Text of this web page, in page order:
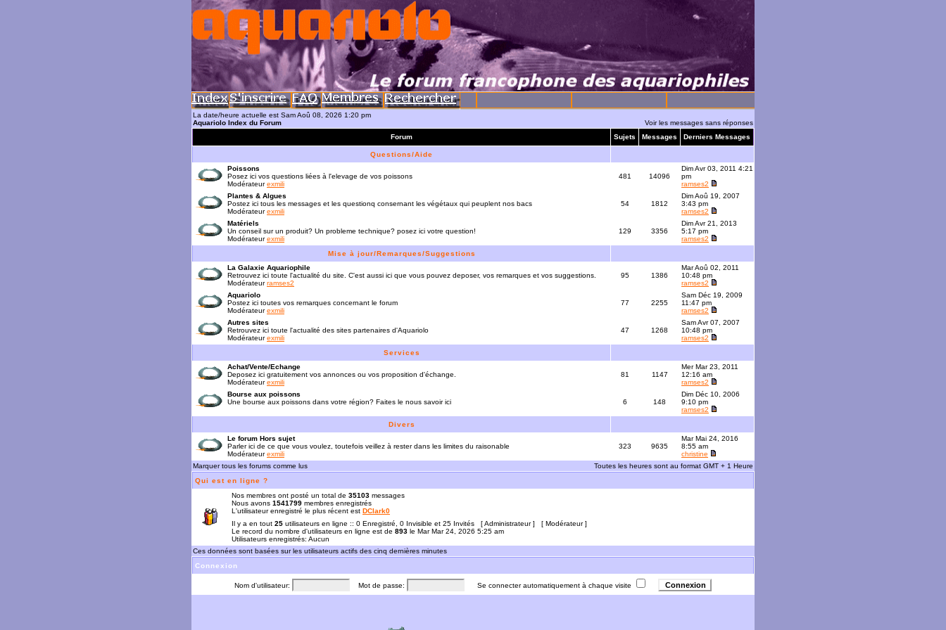
La date/heure actuelle est Sam Aoû 08, 2026 1:20 pm
Aquariolo Index du Forum
Voir les messages sans réponses
Forum
Sujets Messages Derniers Messages
Questions/Aide
Poissons
Posez ici vos questions liées à l'elevage de vos poissons
Modérateurexmili
481 14096
Dim Avr 03, 2011 4:21
pm
ramses2
Plantes & Algues
Postez ici tous les messages et les questionq consernant les végétaux qui peuplent nos bacs
Modérateurexmili
54 1812
Dim Aoû 19, 2007
3:43 pm
ramses2
Matériels
Un conseil sur un produit? Un probleme technique? posez ici votre question!
Modérateurexmili
129 3356
Dim Avr 21, 2013
5:17 pm
ramses2
Mise à jour/Remarques/Suggestions
La Galaxie Aquariophile
Retrouvez ici toute l'actualité du site. C'est aussi ici que vous pouvez deposer, vos remarques et vos suggestions.
Modérateurramses2
95 1386
Mar Aoû 02, 2011
10:48 pm
ramses2
Aquariolo
Postez ici toutes vos remarques concernant le forum
Modérateurexmili
77 2255
Sam Déc 19, 2009
11:47 pm
ramses2
Autres sites
Retrouvez ici toute l'actualité des sites partenaires d'Aquariolo
Modérateurexmili
47 1268
Sam Avr 07, 2007
10:48 pm
ramses2
Services
Achat/Vente/Echange
Deposez ici gratuitement vos annonces ou vos proposition d'échange.
Modérateurexmili
81 1147
Mer Mar 23, 2011
12:16 am
ramses2
Bourse aux poissons
Une bourse aux poissons dans votre région? Faites le nous savoir ici
6 148
Dim Déc 10, 2006
9:10 pm
ramses2
Divers
Le forum Hors sujet
Parler ici de ce que vous voulez, toutefois veillez à rester dans les limites du raisonable
Modérateurexmili
323 9635
Mar Mai 24, 2016
8:55 am
christine
Marquer tous les forums comme lus
Toutes les heures sont au format GMT + 1 Heure
Qui est en ligne ?
Nos membres ont posté un total de 35103 messages
Nous avons 1541799 membres enregistrés
L'utilisateur enregistré le plus récent est DClark0
Il y a en tout 25 utilisateurs en ligne :: 0 Enregistré, 0 Invisible et 25 Invités [Administrateur] [ Modérateur]
Le record du nombre d'utilisateurs en ligne est de 893 le Mar Mar 24, 2026 5:25 am
Utilisateurs enregistrés: Aucun
Ces données sont basées sur les utilisateurs actifs des cinq dernières minutes
Connexion
Nom d'utilisateur: Mot de passe: Se connecter automatiquement à chaque visite